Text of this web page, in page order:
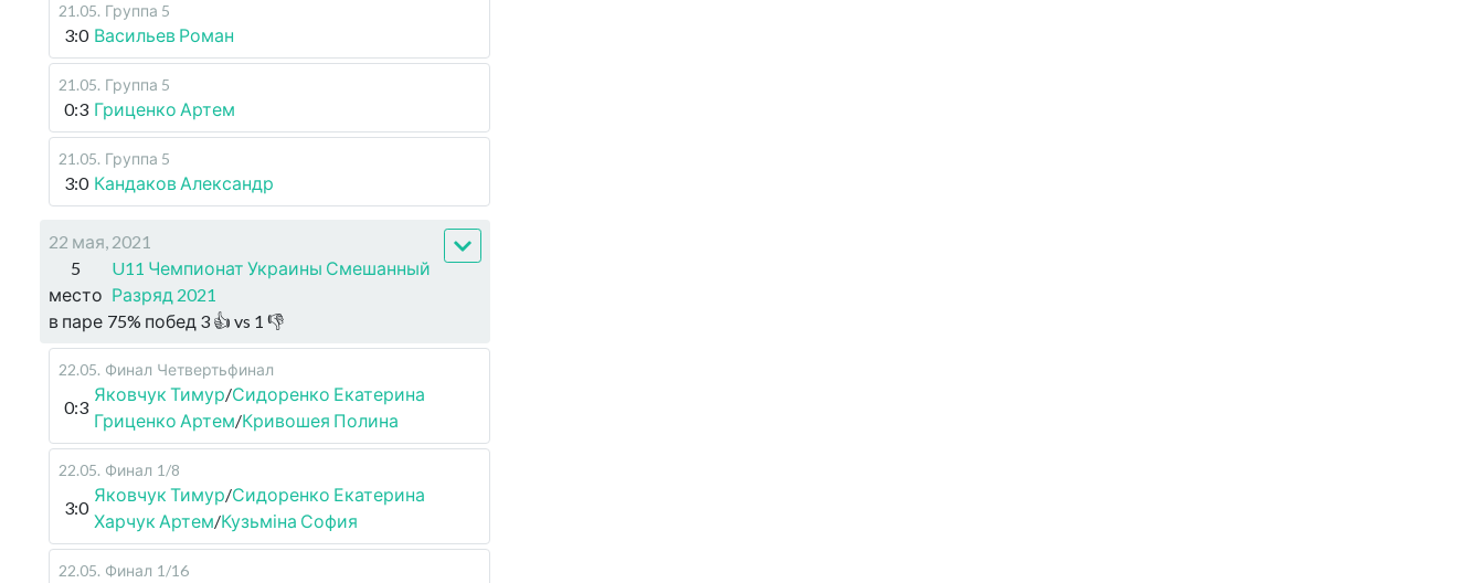
21.05. Группа 5
3:0 Васильев Роман
21.05. Группа 5
0:3 Гриценко Артем
21.05. Группа 5
3:0 Кандаков Александр
22 мая, 2021
5
место
U11 Чемпионат Украины Смешанный
Разряд 2021
в паре 75% побед 3 👍 vs 1 👎
22.05. Финал Четвертьфинал
0:3
Яковчук Тимур/Сидоренко Екатерина
Гриценко Артем/Кривошея Полина
22.05. Финал 1/8
3:0
Яковчук Тимур/Сидоренко Екатерина
Харчук Артем/Кузьміна София
22.05. Финал 1/16